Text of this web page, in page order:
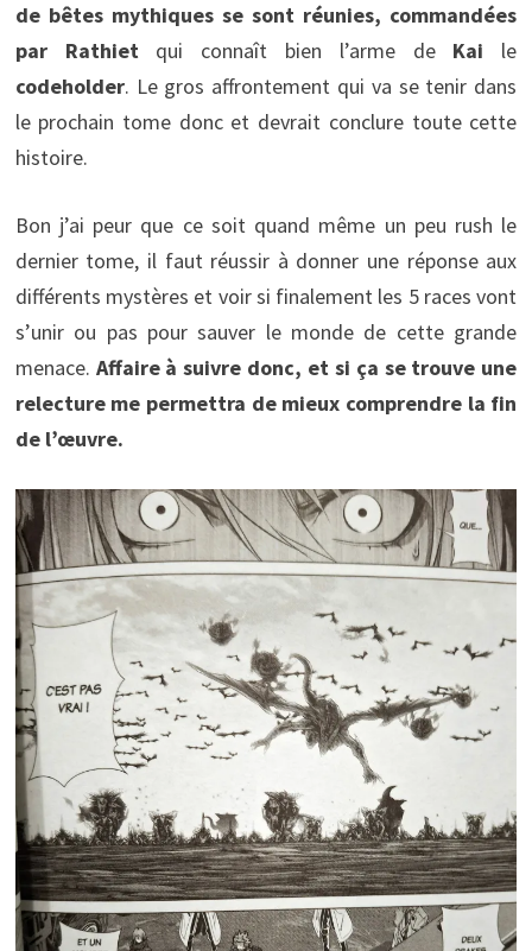
de bêtes mythiques se sont réunies, commandées
par Rathiet qui connaît bien l’arme de Kai le
codeholder. Le gros affrontement qui va se tenir dans
le prochain tome donc et devrait conclure toute cette
histoire.
Bon j’ai peur que ce soit quand même un peu rush le
dernier tome, il faut réussir à donner une réponse aux
différents mystères et voir si finalement les 5 races vont
s’unir ou pas pour sauver le monde de cette grande
menace. Affaire à suivre donc, et si ça se trouve une
relecture me permettra de mieux comprendre la fin
de l’œuvre.